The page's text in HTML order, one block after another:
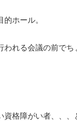
ホール。
われる会議の前で
資格障がい者、、、